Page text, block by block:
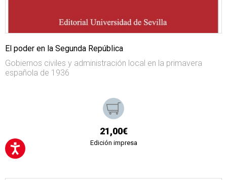
El poder en la Segunda República
Gobiernos civiles y administración local en la primavera
española de 1936
21,00€
Edición impresa